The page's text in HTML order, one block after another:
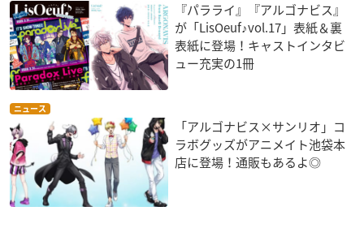
『パラライ』『アルゴナビス』
が「LisOeuf♪vol.17」表紙＆裏
表紙に登場！キャストインタビ
ュー充実の1冊
ニュース
「アルゴナビス×サンリオ」コ
ラボグッズがアニメイト池袋本
店に登場！通販もあるよ◎